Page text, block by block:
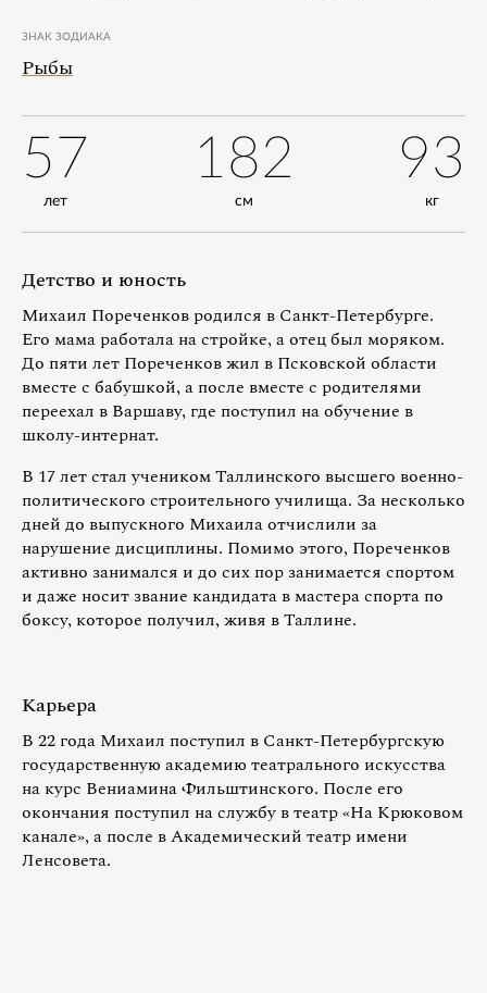
ЗНАК ЗОДИАКА
Рыбы
57
лет
182
см
93
кг
Детство и юность
Михаил Пореченков родился в Санкт-Петербурге.
Его мама работала на стройке, а отец был моряком.
До пяти лет Пореченков жил в Псковской области
вместе с бабушкой, а после вместе с родителями
переехал в Варшаву, где поступил на обучение в
школу-интернат.
В 17 лет стал учеником Таллинского высшего военно-
политического строительного училища. За несколько
дней до выпускного Михаила отчислили за
нарушение дисциплины. Помимо этого, Пореченков
активно занимался и до сих пор занимается спортом
и даже носит звание кандидата в мастера спорта по
боксу, которое получил, живя в Таллине.
Карьера
В 22 года Михаил поступил в Санкт-Петербургскую
государственную академию театрального искусства
на курс Вениамина Фильштинского. После его
окончания поступил на службу в театр «На Крюковом
канале», а после в Академический театр имени
Ленсовета.